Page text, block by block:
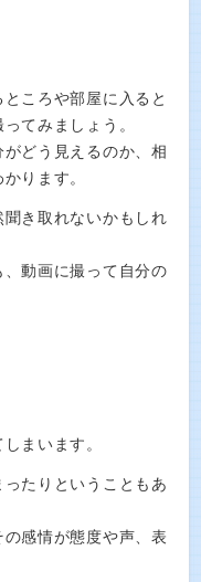
ころや部屋に入ると
てみましょう。
どう見えるのか、相
ります。
き取れないかもしれ
、動画に撮って自分の
まいます。
たりということもあ
感情が態度や声、表